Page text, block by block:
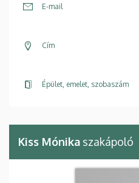
E-mail
Cím
Épület, emelet, szobaszám
Kiss Mónika szakápoló